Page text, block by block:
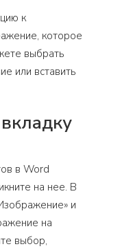
к
которое
выбрать
или вставить
в Word
на нее. В
и
на
выбор,